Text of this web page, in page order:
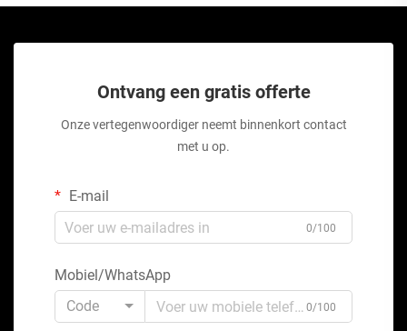
Ontvang een gratis offerte
Onze vertegenwoordiger neemt binnenkort contact
met u op.
E-mail
0/100
Mobiel/WhatsApp
Code
0/100